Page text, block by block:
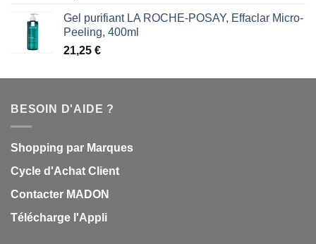
Gel purifiant LA ROCHE-POSAY, Effaclar Micro-
Peeling, 400ml
21,25 €
BESOIN D'AIDE ?
Shopping par Marques
Cycle d'Achat Client
Contacter MADON
Télécharge l'Appli